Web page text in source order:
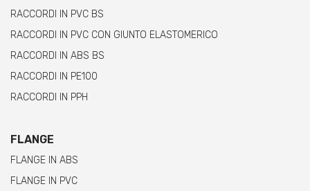
RACCORDI IN PVC BS
RACCORDI IN PVC CON GIUNTO ELASTOMERICO
RACCORDI IN ABS BS
RACCORDI IN PE100
RACCORDI IN PPH
FLANGE
FLANGE IN ABS
FLANGE IN PVC